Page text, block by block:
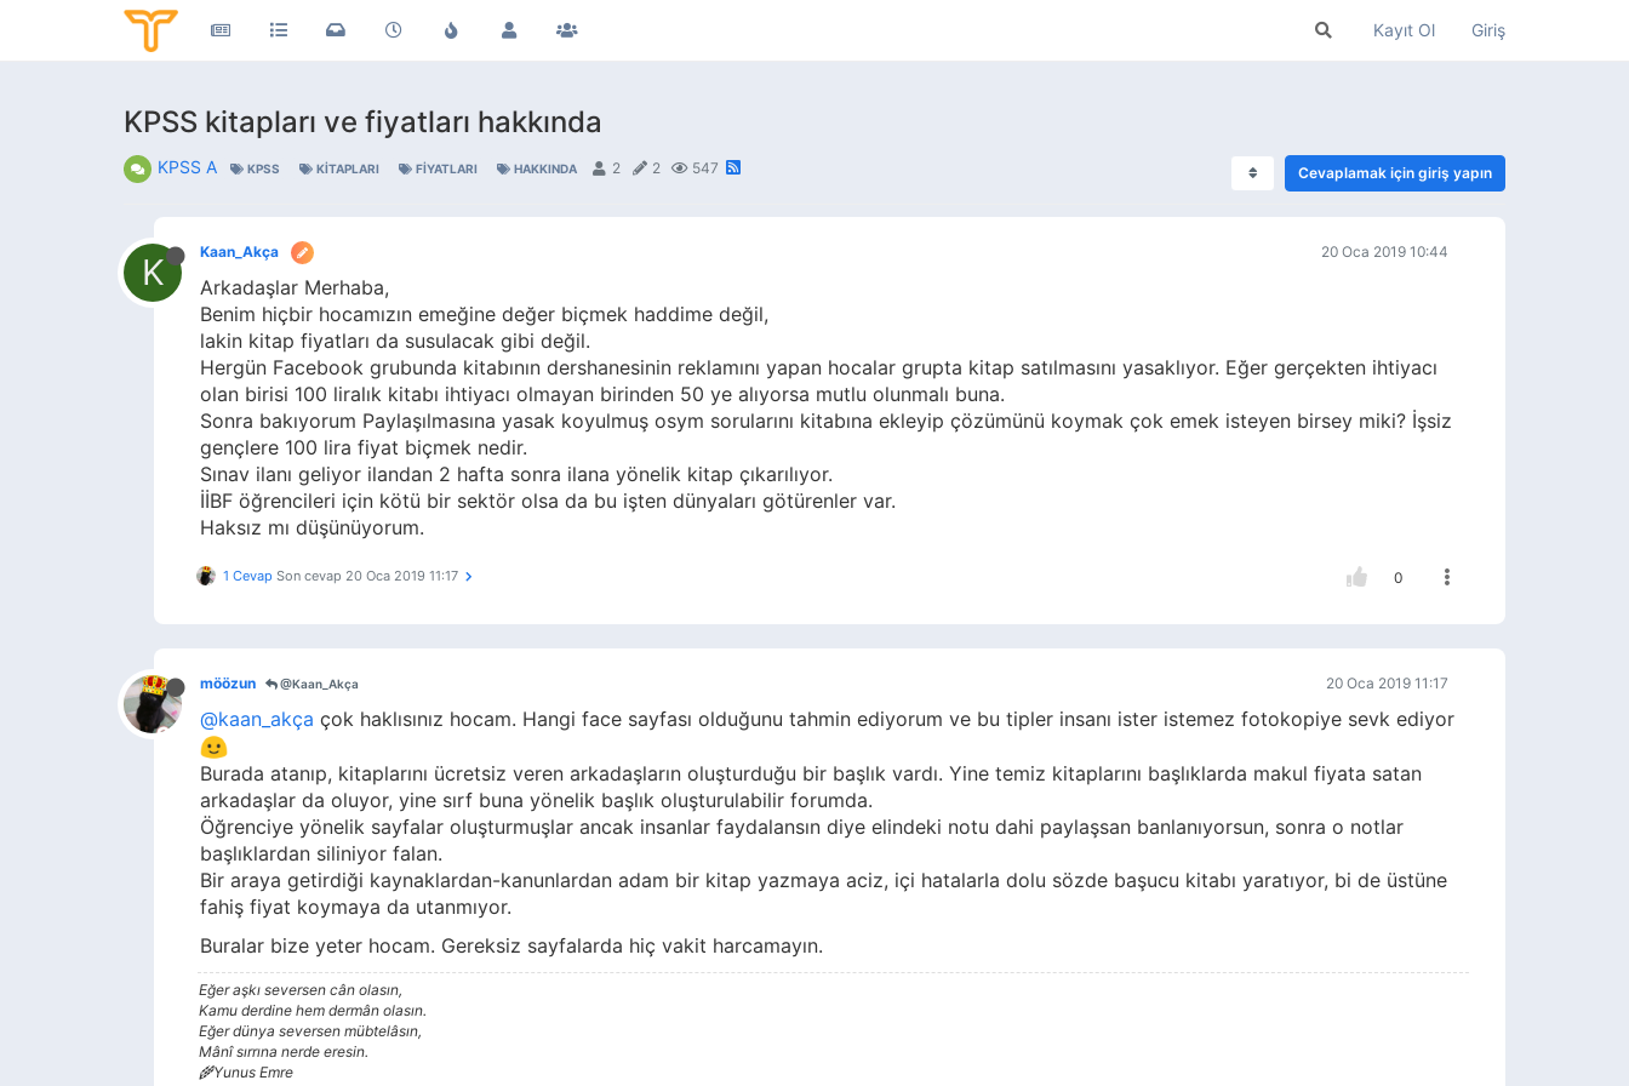
Kayıt Ol Giriş
KPSS kitapları ve fiyatları hakkında
KPSS A KPSS KITAPLARI FIYATLARI HAKKINDA 2 2 547 Cevaplamak için giriş yapın
K Kaan_Akça 20 Oca 2019 10:44
Arkadaşlar Merhaba,
Benim hiçbir hocamızın emeğine değer biçmek haddime değil,
lakin kitap fiyatları da susulacak gibi değil.
Hergün Facebook grubunda kitabının dershanesinin reklamını yapan hocalar grupta kitap satılmasını yasaklıyor. Eğer gerçekten ihtiyacı
olan birisi 100 liralık kitabı ihtiyacı olmayan birinden 50 ye alıyorsa mutlu olunmalı buna.
Sonra bakıyorum Paylaşılmasına yasak koyulmuş osym sorularını kitabına ekleyip çözümünü koymak çok emek isteyen birsey miki? İşsiz
gençlere 100 lira fiyat biçmek nedir.
Sınav ilanı geliyor ilandan 2 hafta sonra ilana yönelik kitap çıkarılıyor.
İİBF öğrencileri için kötü bir sektör olsa da bu işten dünyaları götürenler var.
Haksız mı düşünüyorum.
1 Cevap Son cevap 20 Oca 2019 11:17 0
möözun @Kaan_Akça 20 Oca 2019 11:17
@kaan_akça çok haklısınız hocam. Hangi face sayfası olduğunu tahmin ediyorum ve bu tipler insanı ister istemez fotokopiye sevk ediyor
Burada atanıp, kitaplarını ücretsiz veren arkadaşların oluşturduğu bir başlık vardı. Yine temiz kitaplarını başlıklarda makul fiyata satan
arkadaşlar da oluyor, yine sırf buna yönelik başlık oluşturulabilir forumda.
Öğrenciye yönelik sayfalar oluşturmuşlar ancak insanlar faydalansın diye elindeki notu dahi paylaşsan banlanıyorsun, sonra o notlar
başlıklardan siliniyor falan.
Bir araya getirdiği kaynaklardan-kanunlardan adam bir kitap yazmaya aciz, içi hatalarla dolu sözde başucu kitabı yaratıyor, bi de üstüne
fahiş fiyat koymaya da utanmıyor.
Buralar bize yeter hocam. Gereksiz sayfalarda hiç vakit harcamayın.
Eğer aşkı seversen cân olasın,
Kamu derdine hem dermân olasın.
Eğer dünya seversen mübtelâsın,
Mânî sırrına nerde eresin.
🌾Yunus Emre